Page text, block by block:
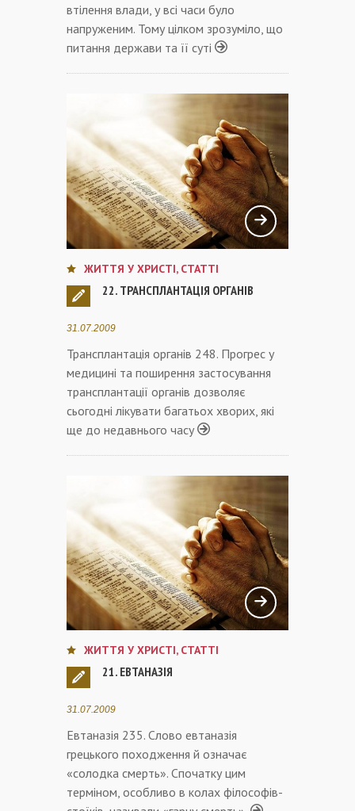
втілення влади, у всі часи було
напруженим. Тому цілком зрозуміло, що
питання держави та її суті
ЖИТТЯ У ХРИСТІ, СТАТТІ
22. ТРАНСПЛАНТАЦІЯ ОРГАНІВ
31.07.2009
Трансплантація органів 248. Прогрес у
медицині та поширення застосування
трансплантації органів дозволяє
сьогодні лікувати багатьох хворих, які
ще до недавнього часу
ЖИТТЯ У ХРИСТІ, СТАТТІ
21. ЕВТАНАЗІЯ
31.07.2009
Евтаназія 235. Слово евтаназія
грецького походження й означає
«солодка смерть». Спочатку цим
терміном, особливо в колах філософів-